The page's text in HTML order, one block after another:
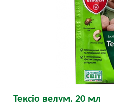
Тексіо велум, 20 мл